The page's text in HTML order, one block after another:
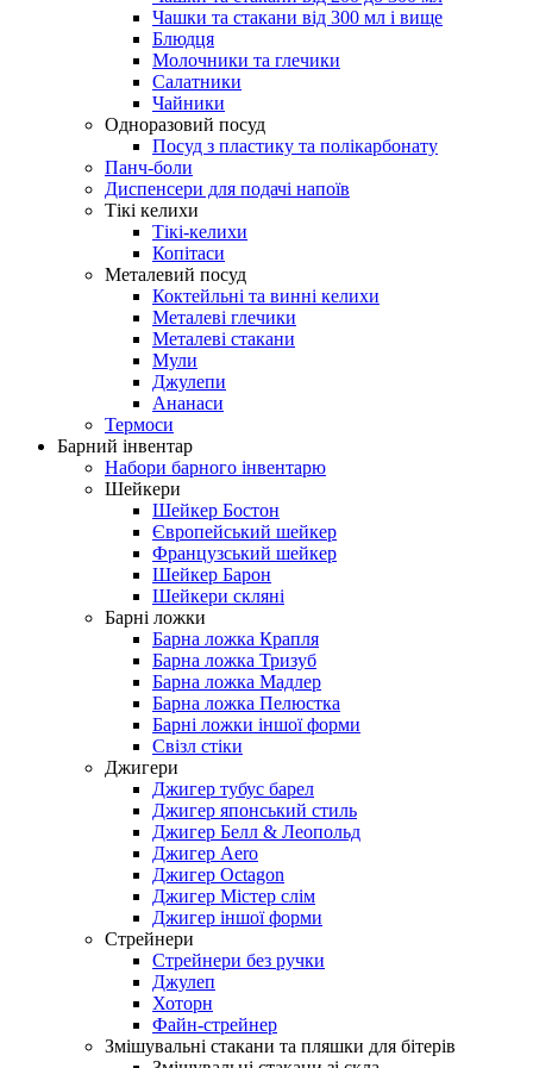
Чашки та стакани від 300 мл і вище
Блюдця
Молочники та глечики
Салатники
Чайники
Одноразовий посуд
Посуд з пластику та полікарбонату
Панч-боли
Диспенсери для подачі напоїв
Тікі келихи
Тікі-келихи
Копітаси
Металевий посуд
Коктейльні та винні келихи
Металеві глечики
Металеві стакани
Мули
Джулепи
Ананаси
Термоси
Барний інвентар
Набори барного інвентарю
Шейкери
Шейкер Бостон
Європейський шейкер
Французський шейкер
Шейкер Барон
Шейкери скляні
Барні ложки
Барна ложка Крапля
Барна ложка Тризуб
Барна ложка Мадлер
Барна ложка Пелюстка
Барні ложки іншої форми
Свізл стіки
Джигери
Джигер тубус барел
Джигер японський стиль
Джигер Белл & Леопольд
Джигер Aero
Джигер Octagon
Джигер Містер слім
Джигер іншої форми
Стрейнери
Стрейнери без ручки
Джулеп
Хоторн
Файн-стрейнер
Змішувальні стакани та пляшки для бітерів